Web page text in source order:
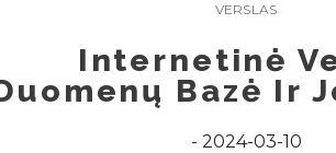
VERSLAS
Internetinė
Bazė Ir
2024-03-10